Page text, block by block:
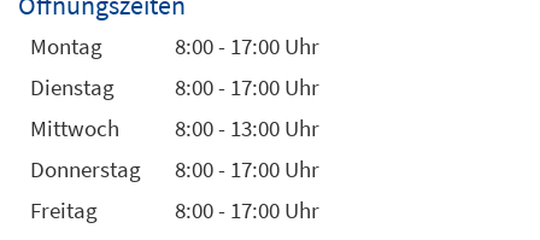
Montag
8:00 - 17:00 Uhr
Dienstag
8:00 - 17:00 Uhr
Mittwoch
8:00 - 13:00 Uhr
Donnerstag
8:00 - 17:00 Uhr
Freitag
8:00 - 17:00 Uhr